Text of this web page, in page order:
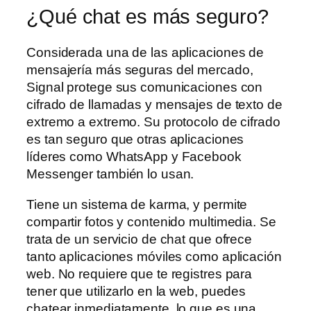
¿Qué chat es más seguro?
Considerada una de las aplicaciones de
mensajería más seguras del mercado,
Signal protege sus comunicaciones con
cifrado de llamadas y mensajes de texto de
extremo a extremo. Su protocolo de cifrado
es tan seguro que otras aplicaciones
líderes como WhatsApp y Facebook
Messenger también lo usan.
Tiene un sistema de karma, y permite
compartir fotos y contenido multimedia. Se
trata de un servicio de chat que ofrece
tanto aplicaciones móviles como aplicación
web. No requiere que te registres para
tener que utilizarlo en la web, puedes